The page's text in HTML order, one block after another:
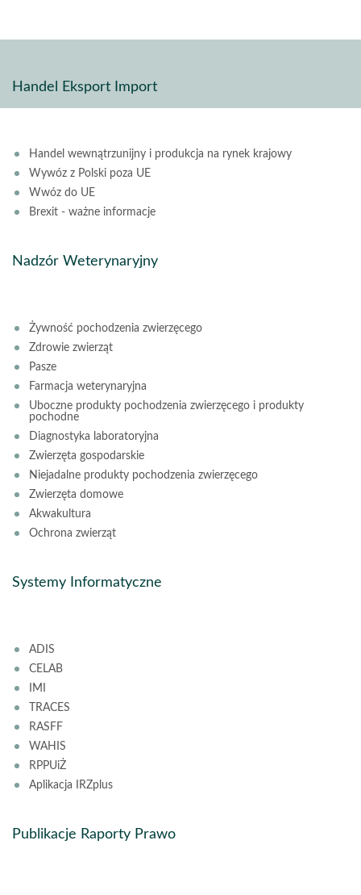
Handel Eksport Import
Handel wewnątrzunijny i produkcja na rynek krajowy
Wywóz z Polski poza UE
Wwóz do UE
Brexit - ważne informacje
Nadzór Weterynaryjny
Żywność pochodzenia zwierzęcego
Zdrowie zwierząt
Pasze
Farmacja weterynaryjna
Uboczne produkty pochodzenia zwierzęcego i produkty
pochodne
Diagnostyka laboratoryjna
Zwierzęta gospodarskie
Niejadalne produkty pochodzenia zwierzęcego
Zwierzęta domowe
Akwakultura
Ochrona zwierząt
Systemy Informatyczne
ADIS
CELAB
IMI
TRACES
RASFF
WAHIS
RPPUiŻ
Aplikacja IRZplus
Publikacje Raporty Prawo